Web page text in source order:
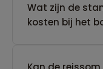
Wat zijn de
kosten bij het